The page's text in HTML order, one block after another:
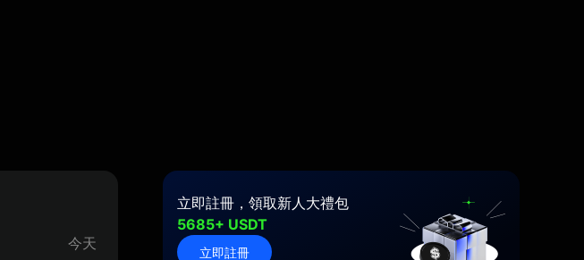
今天
立即註冊，領取新人大禮包
5685+ USDT
立即註冊